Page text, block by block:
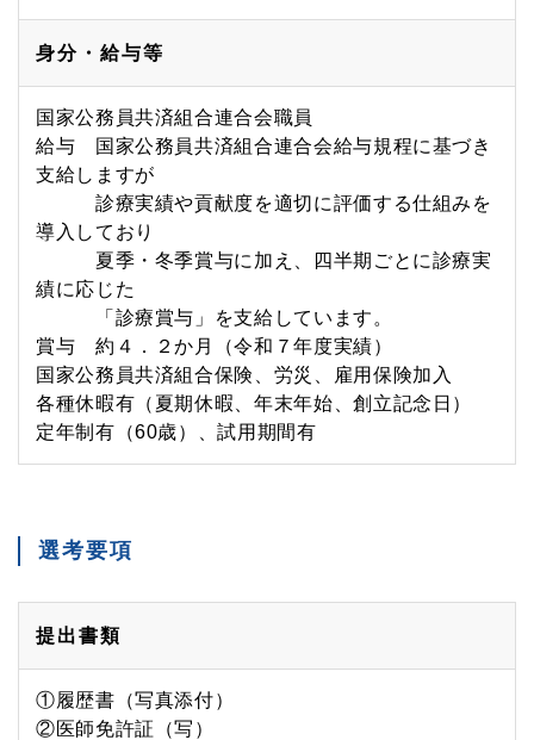
身分・給与等
国家公務員共済組合連合会職員
給与 国家公務員共済組合連合会給与規程に基づき
支給しますが
診療実績や貢献度を適切に評価する仕組みを
導入しており
夏季・冬季賞与に加え、四半期ごとに診療実
績に応じた
「診療賞与」を支給しています。
賞与 約４．２か月（令和７年度実績）
国家公務員共済組合保険、労災、雇用保険加入
各種休暇有（夏期休暇、年末年始、創立記念日）
定年制有（60歳）、試用期間有
選考要項
提出書類
①履歴書（写真添付）
②医師免許証（写）